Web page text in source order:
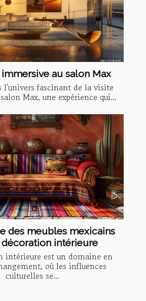
au salon Max
l'univers fascinant de la visite
Max, une expérience qui...
des meubles mexicains
décoration intérieure
intérieure est un domaine en
où les influences
culturelles se...